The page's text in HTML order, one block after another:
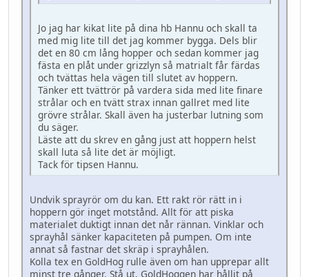
Jo jag har kikat lite på dina hb Hannu och skall ta
med mig lite till det jag kommer bygga. Dels blir
det en 80 cm lång hopper och sedan kommer jag
fästa en plåt under grizzlyn så matrialt får färdas
och tvättas hela vägen till slutet av hoppern.
Tänker ett tvättrör på vardera sida med lite finare
strålar och en tvätt strax innan gallret med lite
grövre strålar. Skall även ha justerbar lutning som
du säger.
Läste att du skrev en gång just att hoppern helst
skall luta så lite det är möjligt.
Tack för tipsen Hannu.
Undvik sprayrör om du kan. Ett rakt rör rätt in i
hoppern gör inget motstånd. Allt för att piska
materialet duktigt innan det når rännan. Vinklar och
sprayhål sänker kapaciteten på pumpen. Om inte
annat så fastnar det skräp i sprayhålen.
Kolla tex en GoldHog rulle även om han upprepar allt
minst tre gånger. Stå ut. GoldHoggen har hållit på